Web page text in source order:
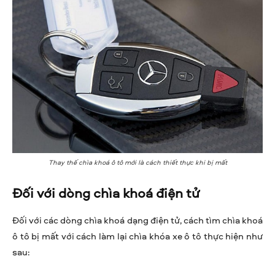
Thay thế chìa khoá ô tô mới là cách thiết thực khi bị mất
Đối với dòng chìa khoá điện tử
Đối với các dòng chìa khoá dạng điện tử, cách tìm chìa khoá
ô tô bị mất với cách làm lại chìa khóa xe ô tô thực hiện như
sau: